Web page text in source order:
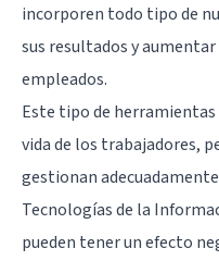
incorporen todo tipo de
sus resultados y
empleados.
Este tipo de
vida de los trabajadores,
gestionan
Tecnologías de la
pueden tener un efecto